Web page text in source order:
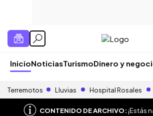
InicioNoticiasTurismoDinero y
Terremotos Lluvias Hospital Rosales
CONTENIDO DE ARCHIVO:¡Estás